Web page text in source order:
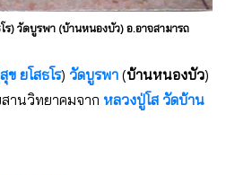
) วัดบูรพา (บ้านหนองบัว) อ.อาจสามารถ
ยโสธโร) วัดบูรพา (บ้านหนองบัว)
านวิทยาคมจาก หลวงปู่โส วัดบ้าน